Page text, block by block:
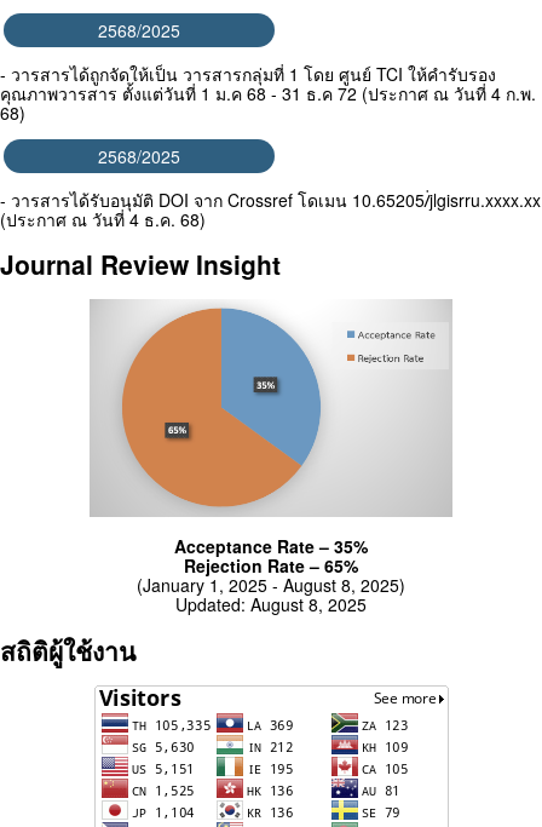
2568/2025
- วารสารได้ถูกจัดให้เป็น วารสารกลุ่มที่ 1 โดย ศูนย์ TCI ให้คำรับรอง
คุณภาพวารสาร ตั้งแต่วันที่ 1 ม.ค 68 - 31 ธ.ค 72 (ประกาศ ณ วันที่ 4 ก.พ.
68)
2568/2025
- วารสารได้รับอนุมัติ DOI จาก Crossref โดเมน 10.65205/่jlgisrru.xxxx.xx
(ประกาศ ณ วันที่ 4 ธ.ค. 68)
Journal Review Insight
Acceptance Rate – 35%
Rejection Rate – 65%
(January 1, 2025 - August 8, 2025)
Updated: August 8, 2025
สถิติผู้ใช้งาน